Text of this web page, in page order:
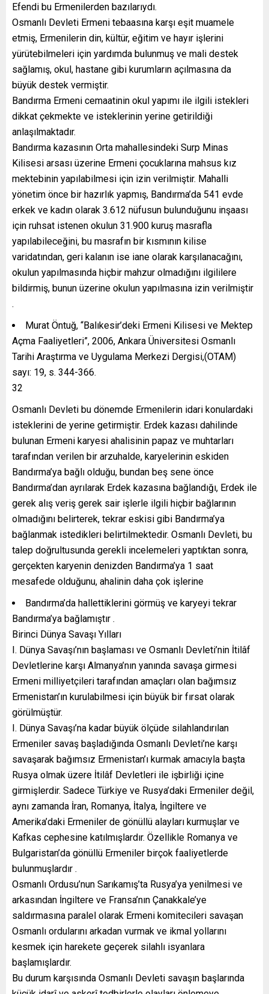
Efendi bu Ermenilerden bazılarıydı.
Osmanlı Devleti Ermeni tebaasına karşı eşit muamele
etmiş, Ermenilerin din, kültür, eğitim ve hayır işlerini
yürütebilmeleri için yardımda bulunmuş ve mali destek
sağlamış, okul, hastane gibi kurumların açılmasına da
büyük destek vermiştir.
Bandırma Ermeni cemaatinin okul yapımı ile ilgili istekleri
dikkat çekmekte ve isteklerinin yerine getirildiği
anlaşılmaktadır.
Bandırma kazasının Orta mahallesindeki Surp Minas
Kilisesi arsası üzerine Ermeni çocuklarına mahsus kız
mektebinin yapılabilmesi için izin verilmiştir. Mahalli
yönetim önce bir hazırlık yapmış, Bandırma’da 541 evde
erkek ve kadın olarak 3.612 nüfusun bulunduğunu inşaası
için ruhsat istenen okulun 31.900 kuruş masrafla
yapılabileceğini, bu masrafın bir kısmının kilise
varidatından, geri kalanın ise iane olarak karşılanacağını,
okulun yapılmasında hiçbir mahzur olmadığını ilgililere
bildirmiş, bunun üzerine okulun yapılmasına izin verilmiştir
.
Murat Öntuğ, “Balıkesir’deki Ermeni Kilisesi ve Mektep
Açma Faaliyetleri”, 2006, Ankara Üniversitesi Osmanlı
Tarihi Araştırma ve Uygulama Merkezi Dergisi,(OTAM)
sayı: 19, s. 344-366.
32
Osmanlı Devleti bu dönemde Ermenilerin idari konulardaki
isteklerini de yerine getirmiştir. Erdek kazası dahilinde
bulunan Ermeni karyesi ahalisinin papaz ve muhtarları
tarafından verilen bir arzuhalde, karyelerinin eskiden
Bandırma’ya bağlı olduğu, bundan beş sene önce
Bandırma’dan ayrılarak Erdek kazasına bağlandığı, Erdek ile
gerek alış veriş gerek sair işlerle ilgili hiçbir bağlarının
olmadığını belirterek, tekrar eskisi gibi Bandırma’ya
bağlanmak istedikleri belirtilmektedir. Osmanlı Devleti, bu
talep doğrultusunda gerekli incelemeleri yaptıktan sonra,
gerçekten karyenin denizden Bandırma’ya 1 saat
mesafede olduğunu, ahalinin daha çok işlerine
Bandırma’da hallettiklerini görmüş ve karyeyi tekrar
Bandırma’ya bağlamıştır .
Birinci Dünya Savaşı Yılları
I. Dünya Savaşı’nın başlaması ve Osmanlı Devleti’nin İtilâf
Devletlerine karşı Almanya’nın yanında savaşa girmesi
Ermeni milliyetçileri tarafından amaçları olan bağımsız
Ermenistan’ın kurulabilmesi için büyük bir fırsat olarak
görülmüştür.
I. Dünya Savaşı’na kadar büyük ölçüde silahlandırılan
Ermeniler savaş başladığında Osmanlı Devleti’ne karşı
savaşarak bağımsız Ermenistan’ı kurmak amacıyla başta
Rusya olmak üzere İtilâf Devletleri ile işbirliği içine
girmişlerdir. Sadece Türkiye ve Rusya’daki Ermeniler değil,
aynı zamanda İran, Romanya, İtalya, İngiltere ve
Amerika’daki Ermeniler de gönüllü alayları kurmuşlar ve
Kafkas cephesine katılmışlardır. Özellikle Romanya ve
Bulgaristan’da gönüllü Ermeniler birçok faaliyetlerde
bulunmuşlardır .
Osmanlı Ordusu’nun Sarıkamış’ta Rusya’ya yenilmesi ve
arkasından İngiltere ve Fransa’nın Çanakkale’ye
saldırmasına paralel olarak Ermeni komitecileri savaşan
Osmanlı ordularını arkadan vurmak ve ikmal yollarını
kesmek için harekete geçerek silahlı isyanlara
başlamışlardır.
Bu durum karşısında Osmanlı Devleti savaşın başlarında